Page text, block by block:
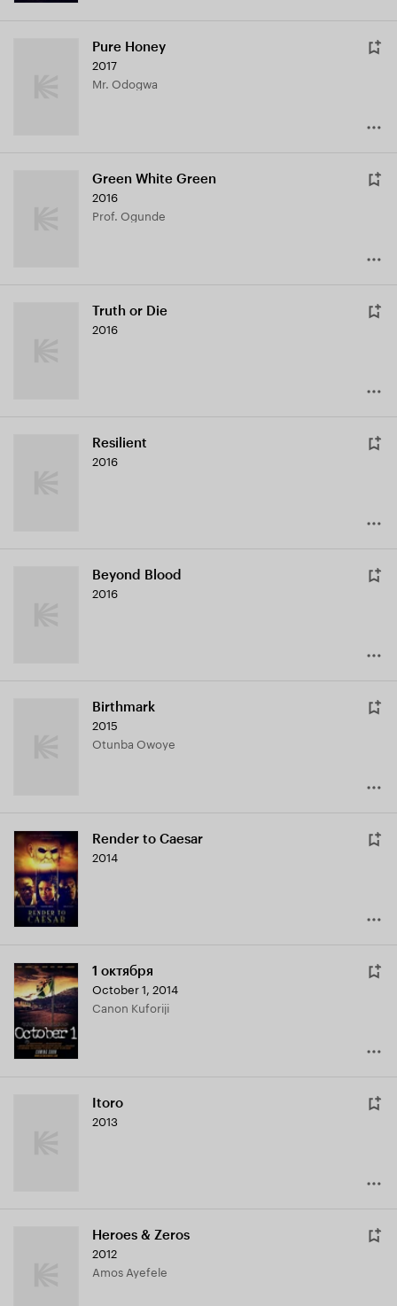
Pure Honey
2017
Mr. Odogwa
Green White Green
2016
Prof. Ogunde
Truth or Die
2016
Resilient
2016
Beyond Blood
2016
Birthmark
2015
Otunba Owoye
Render to Caesar
2014
1 октября
October 1, 2014
Canon Kuforiji
Itoro
2013
Heroes & Zeros
2012
Amos Ayefele